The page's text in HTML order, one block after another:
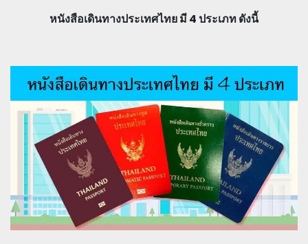
หนังสือเดินทางประเทศไทย มี 4 ประเภท ดังนี้